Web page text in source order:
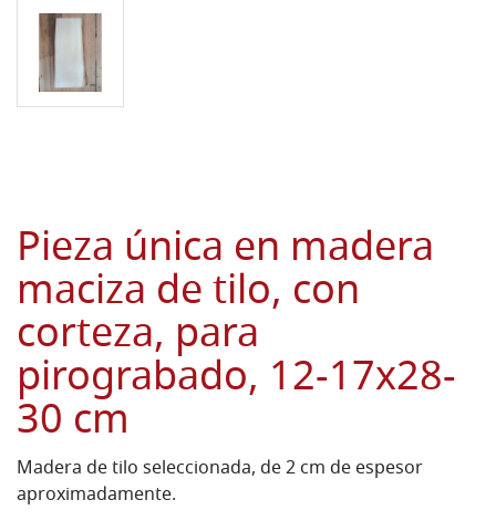
Pieza única en madera
maciza de tilo, con
corteza, para
pirograbado, 12-17x28-
30 cm
Madera de tilo seleccionada, de 2 cm de espesor
aproximadamente.